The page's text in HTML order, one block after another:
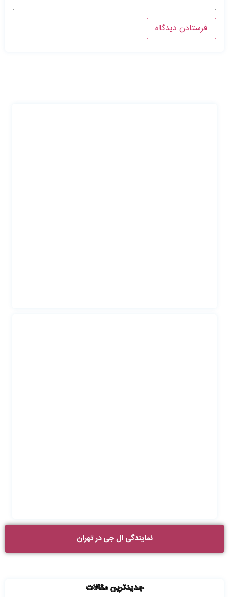
نمایندگی ال جی در تهران
جدیدترین مقالات